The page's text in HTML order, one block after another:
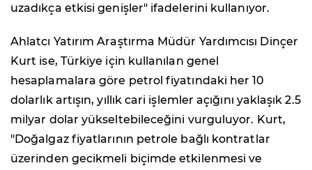
uzadıkça etkisi genişler" ifadelerini kullanıyor.
Ahlatcı Yatırım Araştırma Müdür Yardımcısı Dinçer
Kurt ise, Türkiye için kullanılan genel
hesaplamalara göre petrol fiyatındaki her 10
dolarlık artışın, yıllık cari işlemler açığını yaklaşık 2.5
milyar dolar yükseltebileceğini vurguluyor. Kurt,
"Doğalgaz fiyatlarının petrole bağlı kontratlar
üzerinden gecikmeli biçimde etkilenmesi ve